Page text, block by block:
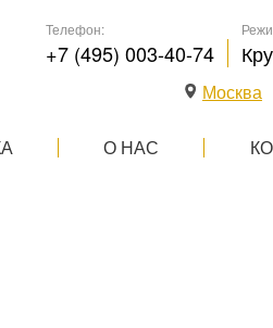
Телефон:
+7 (495) 003-40-74
Москва
О НАС